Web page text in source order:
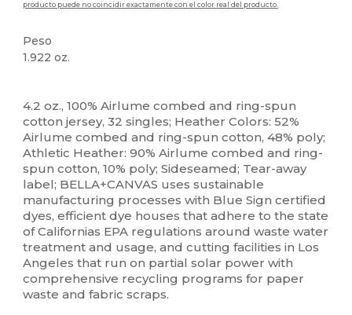
producto puede no coincidir exactamente con el color real del producto.
Peso
1.922 oz.
4.2 oz., 100% Airlume combed and ring-spun
cotton jersey, 32 singles; Heather Colors: 52%
Airlume combed and ring-spun cotton, 48% poly;
Athletic Heather: 90% Airlume combed and ring-
spun cotton, 10% poly; Sideseamed; Tear-away
label; BELLA+CANVAS uses sustainable
manufacturing processes with Blue Sign certified
dyes, efficient dye houses that adhere to the state
of Californias EPA regulations around waste water
treatment and usage, and cutting facilities in Los
Angeles that run on partial solar power with
comprehensive recycling programs for paper
waste and fabric scraps.